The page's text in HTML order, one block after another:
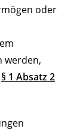
oder
werden,
§ 1 Absatz 2